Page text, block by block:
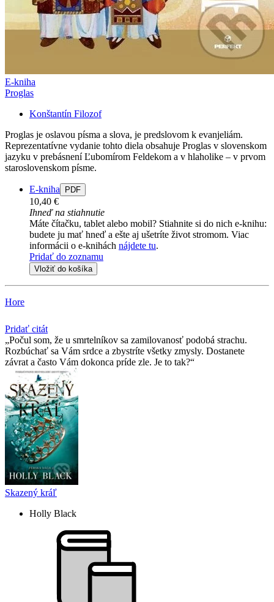
E-kniha
Proglas
Konštantín Filozof
Proglas je oslavou písma a slova, je predslovom k evanjeliám.
Reprezentatívne vydanie tohto diela obsahuje Proglas v slovenskom
jazyku v prebásnení Ľubomírom Feldekom a v hlaholike – v prvom
staroslovenskom písme.
E-kniha PDF
10,40 €
Ihneď na stiahnutie
Máte čítačku, tablet alebo mobil? Stiahnite si do nich e-knihu:
budete ju mať hneď a ešte aj ušetríte život stromom. Viac
informácii o e-knihách nájdete tu.
Pridať do zoznamu
Vložiť do košíka
Hore
Pridať citát
Počul som, že u smrtelní­kov sa zamilovanosť podobá strachu.
Rozbúchať sa Vám srdce a zbystrí­te všetky zmysly. Dostanete
závrat a často Vám dokonca prí­de zle. Je to tak?
Skazený kráľ
Holly Black